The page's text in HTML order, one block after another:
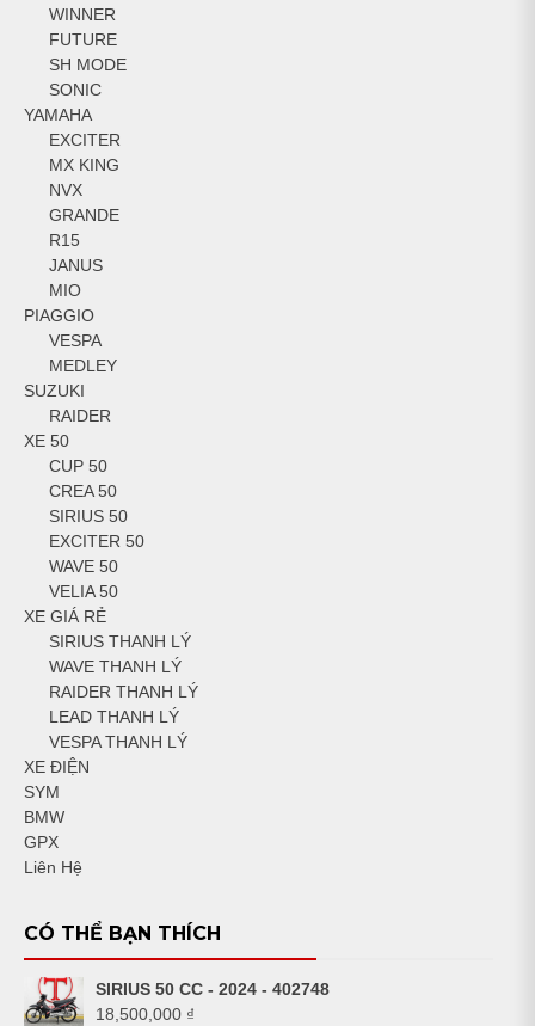
WINNER
FUTURE
SH MODE
SONIC
YAMAHA
EXCITER
MX KING
NVX
GRANDE
R15
JANUS
MIO
PIAGGIO
VESPA
MEDLEY
SUZUKI
RAIDER
XE 50
CUP 50
CREA 50
SIRIUS 50
EXCITER 50
WAVE 50
VELIA 50
XE GIÁ RẺ
SIRIUS THANH LÝ
WAVE THANH LÝ
RAIDER THANH LÝ
LEAD THANH LÝ
VESPA THANH LÝ
XE ĐIỆN
SYM
BMW
GPX
Liên Hệ
CÓ THỂ BẠN THÍCH
SIRIUS 50 CC - 2024 - 402748
18,500,000 ₫